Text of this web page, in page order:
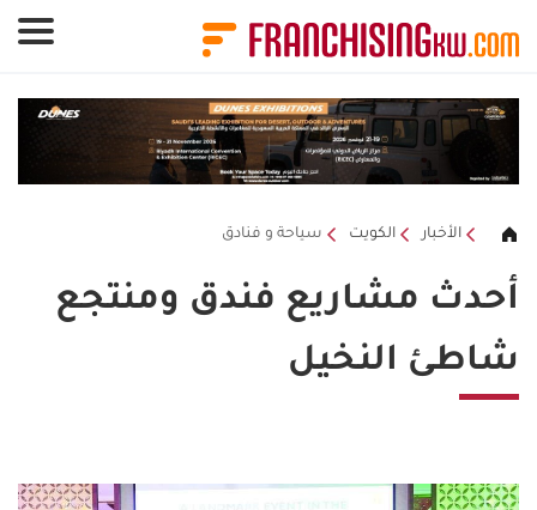
الأخبار الكويت سياحة و فنادق
أحدث مشاريع فندق ومنتجع
شاطئ النخيل
لوحة إدارة ملفات تعريف الارتباط